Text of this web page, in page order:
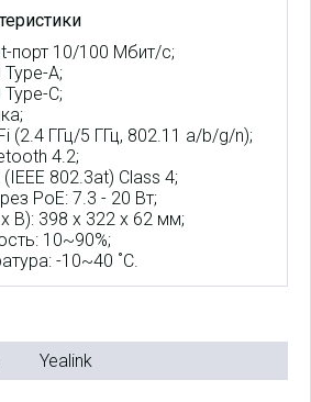
порт 10/100 Мбит/с;
Type-A;
Type-C;
(2.4 ГГц/5 ГГц, 802.11 a/b/g/n);
4.2;
802.3at) Class 4;
PoE: 7.3 - 20 Вт;
В): 398 x 322 x 62 мм;
10~90%;
-10~40 ˚C.
Yealink